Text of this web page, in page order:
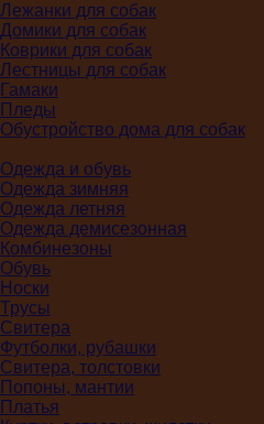
Лежанки для собак
Домики для собак
Коврики для собак
Лестницы для собак
Гамаки
Пледы
Обустройство дома для собак
Одежда и обувь
Одежда зимняя
Одежда летняя
Одежда демисезонная
Комбинезоны
Обувь
Носки
Трусы
Свитера
Футболки, рубашки
Свитера, толстовки
Попоны, мантии
Платья